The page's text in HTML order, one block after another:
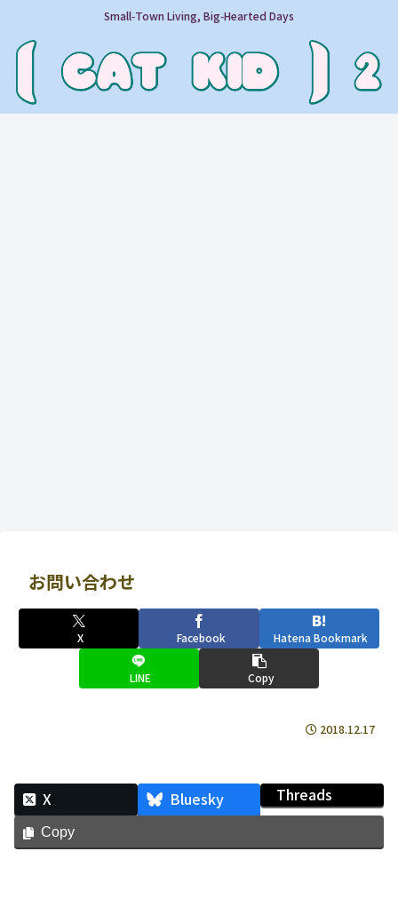
Small‑Town Living, Big‑Hearted Days
お問い合わせ
X Facebook Hatena Bookmark
LINE Copy
2018.12.17
X Bluesky Threads
Copy